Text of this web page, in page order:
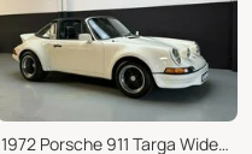
1972 Porsche 911 Targa Widebody Restomod